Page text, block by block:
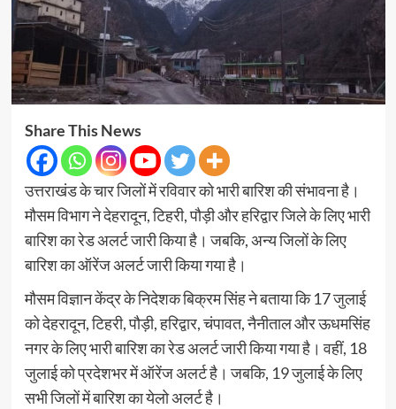
Share This News
उत्तराखंड के चार जिलों में रविवार को भारी बारिश की संभावना है।
मौसम विभाग ने देहरादून, टिहरी, पौड़ी और हरिद्वार जिले के लिए भारी
बारिश का रेड अलर्ट जारी किया है। जबकि, अन्य जिलों के लिए
बारिश का ऑरेंज अलर्ट जारी किया गया है।
मौसम विज्ञान केंद्र के निदेशक बिक्रम सिंह ने बताया कि 17 जुलाई
को देहरादून, टिहरी, पौड़ी, हरिद्वार, चंपावत, नैनीताल और ऊधमसिंह
नगर के लिए भारी बारिश का रेड अलर्ट जारी किया गया है। वहीं, 18
जुलाई को प्रदेशभर में ऑरेंज अलर्ट है। जबकि, 19 जुलाई के लिए
सभी जिलों में बारिश का येलो अलर्ट है।